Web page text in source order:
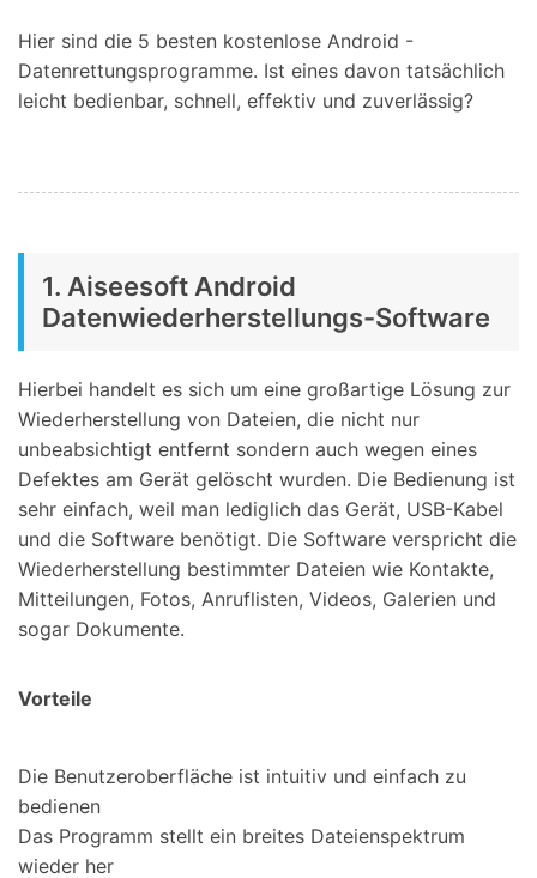
Hier sind die 5 besten kostenlose Android -
Datenrettungsprogramme. Ist eines davon tatsächlich
leicht bedienbar, schnell, effektiv und zuverlässig?
1. Aiseesoft Android
Datenwiederherstellungs-Software
Hierbei handelt es sich um eine großartige Lösung zur
Wiederherstellung von Dateien, die nicht nur
unbeabsichtigt entfernt sondern auch wegen eines
Defektes am Gerät gelöscht wurden. Die Bedienung ist
sehr einfach, weil man lediglich das Gerät, USB-Kabel
und die Software benötigt. Die Software verspricht die
Wiederherstellung bestimmter Dateien wie Kontakte,
Mitteilungen, Fotos, Anruflisten, Videos, Galerien und
sogar Dokumente.
Vorteile
Die Benutzeroberfläche ist intuitiv und einfach zu
bedienen
Das Programm stellt ein breites Dateienspektrum
wieder her